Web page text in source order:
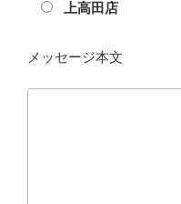
上高田店
メッセージ本文